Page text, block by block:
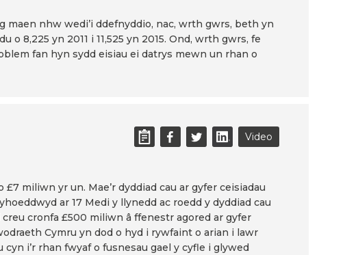
maen nhw wedi’i ddefnyddio, nac, wrth gwrs, beth yn
8,225 yn 2011 i 11,525 yn 2015. Ond, wrth gwrs, fe
fan hyn sydd eisiau ei datrys mewn un rhan o
Video
miliwn yr un. Mae’r dyddiad cau ar gyfer ceisiadau
ar 17 Medi y llynedd ac roedd y dyddiad cau
cronfa £500 miliwn â ffenestr agored ar gyfer
Cymru yn dod o hyd i rywfaint o arian i lawr
i’r rhan fwyaf o fusnesau gael y cyfle i glywed